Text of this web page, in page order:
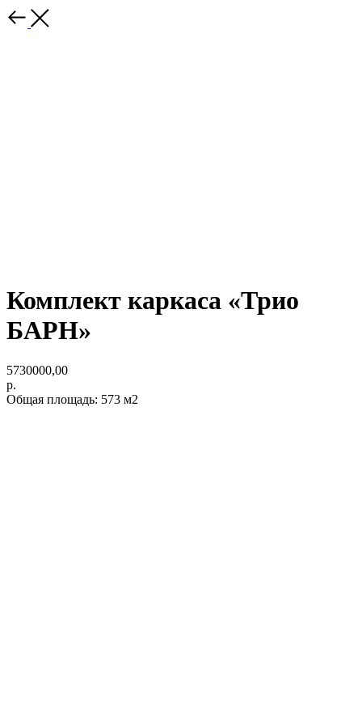
Комплект каркаса «Трио
БАРН»
5730000,00
р.
Общая площадь: 573 м2